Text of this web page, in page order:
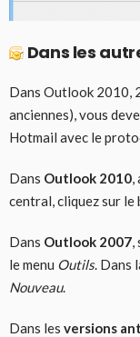
Dans les
Dans Outlook 2010,
anciennes), vous
Hotmail avec le
Dans Outlook 2010,
central, cliquez sur le
Dans Outlook 2007,
le menu Outils. Dans
Nouveau.
Dans les versions